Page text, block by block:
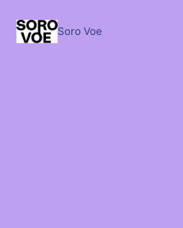
contenido
Soro Voe